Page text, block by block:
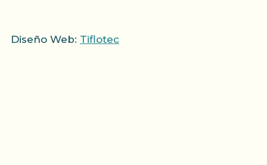
Diseño Web: Tiflotec